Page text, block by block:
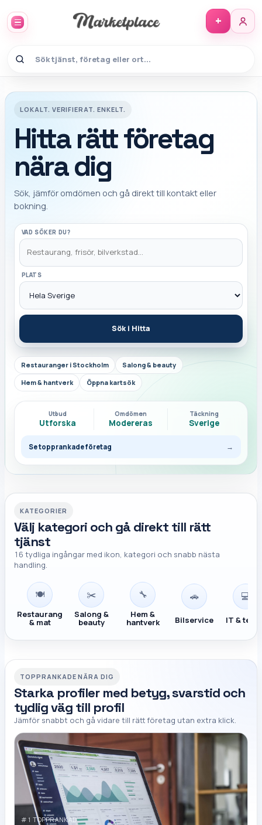
+
Marketplace Hitta - hitta rätt
LOKALT. VERIFIERAT. ENKELT.
Hitta rätt företag
nära dig
Sök, jämför omdömen och gå direkt till kontakt eller
bokning.
VAD SÖKER DU?
PLATS
Sök i Hitta
Restauranger i Stockholm Salong & beauty
Hem & hantverk Öppna kartsök
Utbud
Utforska
Omdömen
Modereras
Täckning
Sverige
Se topprankade företag →
KATEGORIER
Välj kategori och gå direkt till rätt
tjänst
16 tydliga ingångar med ikon, kategori och snabb nästa
handling.
🍽️
Restaurang
& mat
✂️
Salong &
beauty
🔧
Hem &
hantverk
🚗
Bilservice
💻
IT &
TOPPRANKADE NÄRA DIG
Starka profiler med betyg, svarstid och
tydlig väg till profil
Jämför snabbt och gå vidare till rätt företag utan extra klick.
#1 TOPPRANKAD